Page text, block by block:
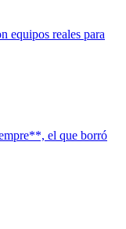
equipos reales para
el que borró